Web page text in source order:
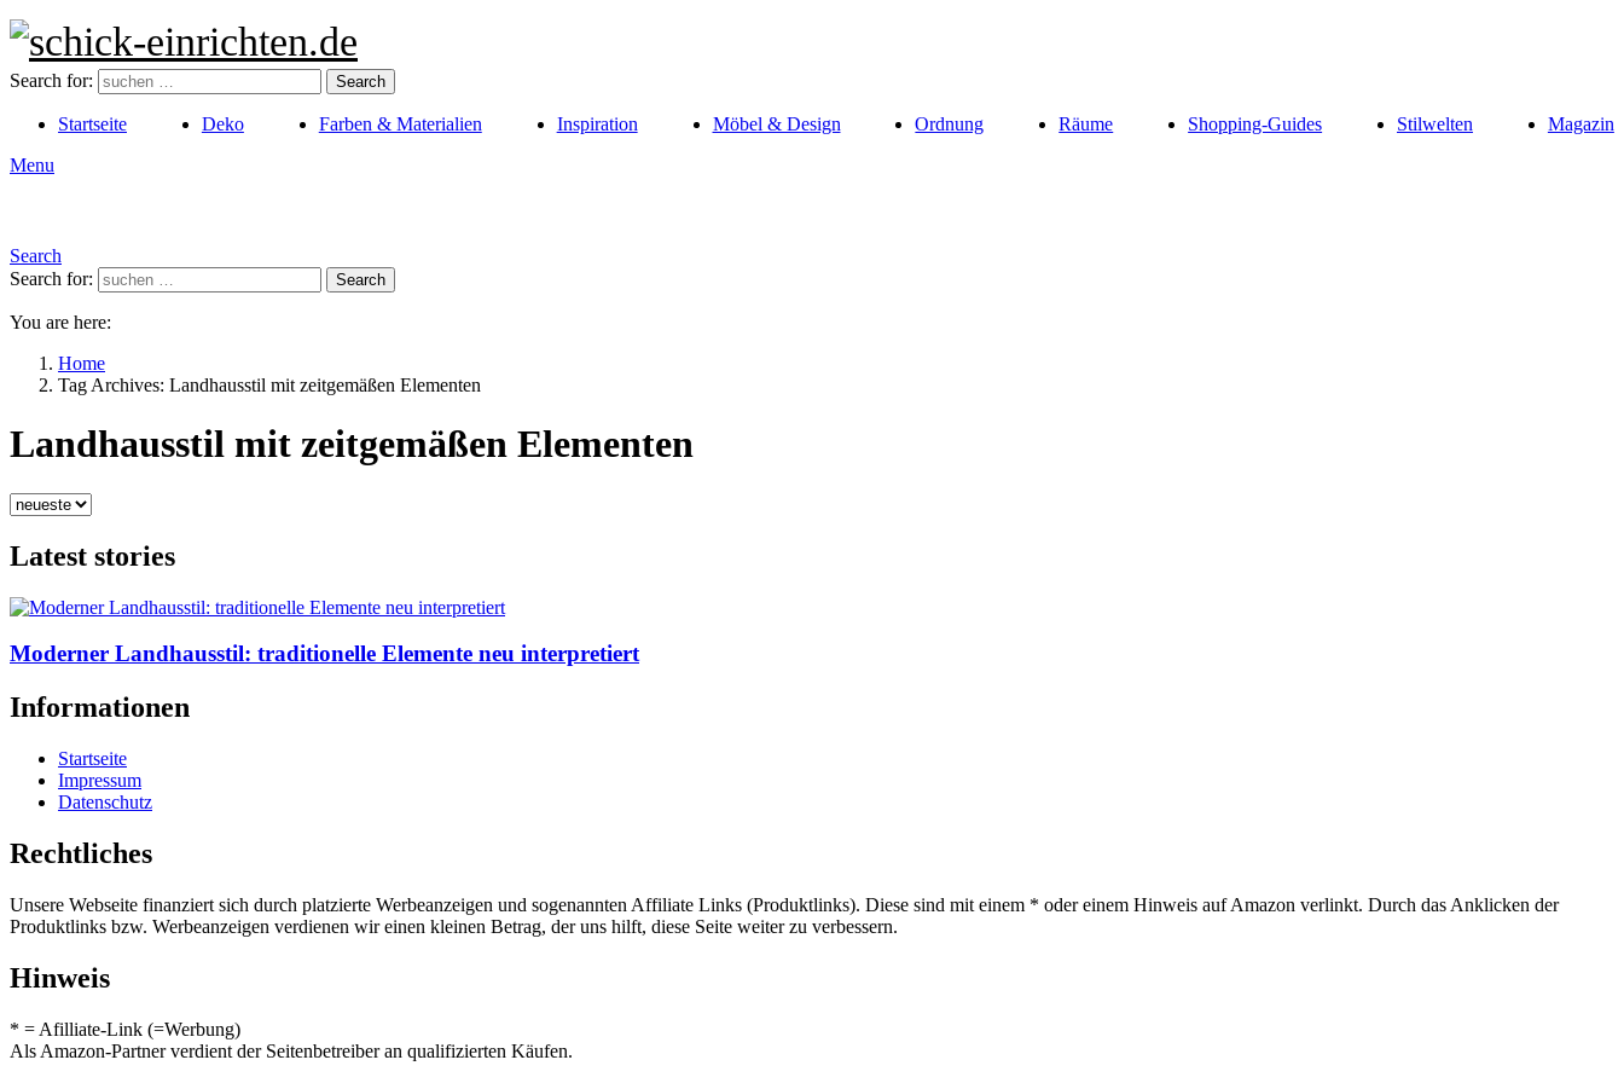
Search for: Search
Startseite Deko Farben & Materialien Inspiration Möbel & Design Ordnung Räume Shopping-Guides Stilwelten
Magazin
Menu
Search
Search for:
Search
You are here:
Home
Tag Archives: Landhausstil mit zeitgemäßen Elementen
Landhausstil mit zeitgemäßen Elementen
Latest stories
Moderner Landhausstil: traditionelle Elemente neu interpretiert
Informationen
Startseite
Impressum
Datenschutz
Rechtliches
Unsere Webseite finanziert sich durch platzierte Werbeanzeigen und sogenannten Affiliate Links (Produktlinks). Diese sind mit einem * oder einem Hinweis auf Amazon verlinkt. Durch das Anklicken der
Produktlinks bzw. Werbeanzeigen verdienen wir einen kleinen Betrag, der uns hilft, diese Seite weiter zu verbessern.
Hinweis
* = Afilliate-Link (=Werbung)
Als Amazon-Partner verdient der Seitenbetreiber an qualifizierten Käufen.